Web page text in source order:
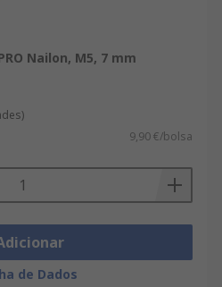
Nailon, M5, 7 mm
9,90 €/bolsa
de Dados